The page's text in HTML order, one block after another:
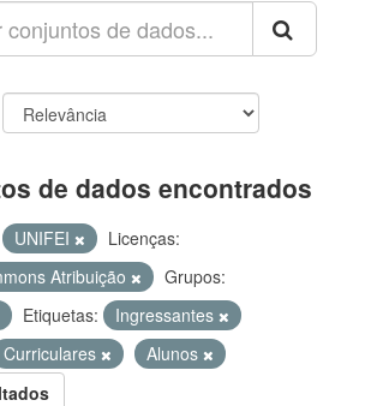
de dados encontrados
UNIFEI
Licenças:
Atribuição
Grupos:
Etiquetas:
Ingressantes
Curriculares
Alunos